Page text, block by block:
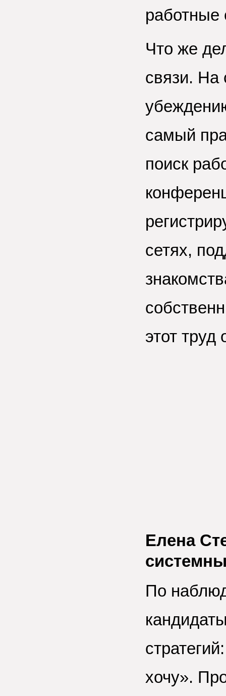
Что же
связи. На
самый
поиск
сетях,
этот труд
Елена
По
хочу».